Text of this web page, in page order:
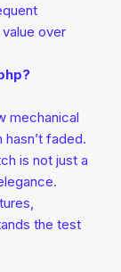
over
mechanical
faded.
is not just a
the test